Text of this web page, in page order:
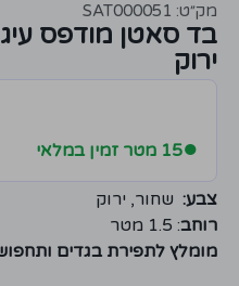
מק״ט: SAT000051
בד סאטן מודפס
ירוק
●15 מטר זמין במלאי
צבע: שחור, ירוק
רוחב: 1.5 מטר
מומלץ לתפירת בגדים